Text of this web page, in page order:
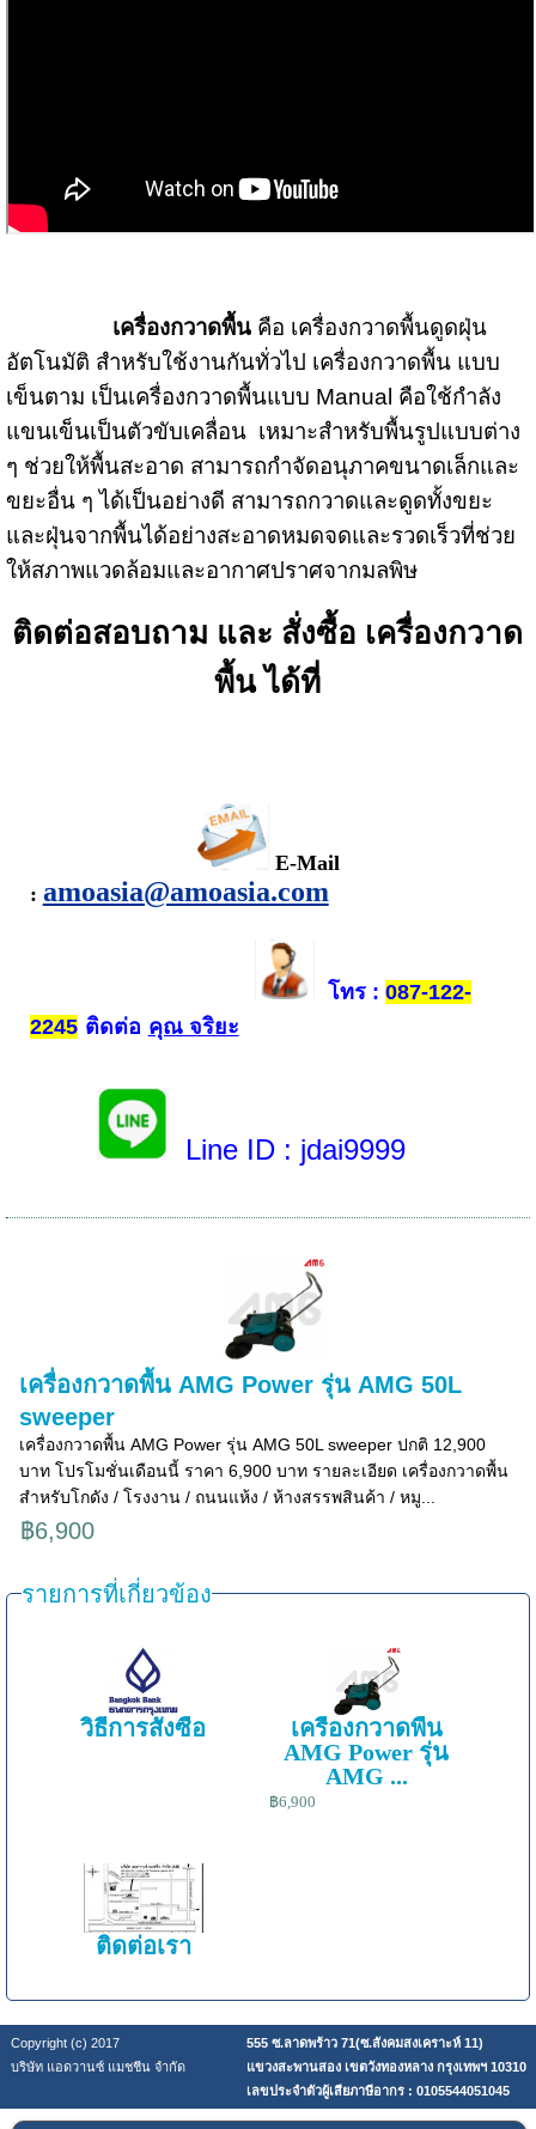
เครื่องกวาดพื้นคือ เครื่องกวาดพื้นดูดฝุ่น
อัตโนมัติ สำหรับใช้งานกันทั่วไป เครื่องกวาดพื้นแบบ
เข็นตาม เป็นเครื่องกวาดพื้นแบบ Manual คือใช้กำลัง
แขนเข็นเป็นตัวขับเคลื่อน เหมาะสำหรับพื้นรูปแบบต่าง
ๆ ช่วยให้พื้นสะอาด สามารถกำจัดอนุภาคขนาดเล็กและ
ขยะอื่น ๆ ได้เป็นอย่างดี สามารถกวาดและดูดทั้งขยะ
และฝุ่นจากพื้นได้อย่างสะอาดหมดจดและรวดเร็วที่ช่วย
ให้สภาพแวดล้อมและอากาศปราศจากมลพิษ
ติดต่อสอบถาม และ สั่งซื้อ เครื่องกวาด
พื้นได้ที่
E-Mail
: amoasia@amoasia.com
โทร: 087-122-
2245ติดต่อ คุณ จริยะ
Line ID : jdai9999
เครื่องกวาดพื้น AMG Power รุ่น AMG 50L
sweeper
เครื่องกวาดพื้น AMG Power รุ่น AMG 50L sweeper ปกติ 12,900
บาท โปรโมชั่นเดือนนี้ ราคา 6,900 บาท รายละเอียด เครื่องกวาดพื้น
สำหรับโกดัง / โรงงาน / ถนนแห้ง / ห้างสรรพสินค้า / หมู...
฿6,900
รายการที่เกี่ยวข้อง
วิธีการสั่งซื้อ
เครื่องกวาดพื้น
AMG Power รุ่น
AMG ...
฿6,900
ติดต่อเรา
Copyright (c) 2017
555 ซ.ลาดพร้าว 71(ซ.สังคมสงเคราะห์ 11)
บริษัท แอดวานซ์ แมชชีน จำกัด
แขวงสะพานสอง เขตวังทองหลาง กรุงเทพฯ 10310
เลขประจำตัวผู้เสียภาษีอากร : 0105544051045